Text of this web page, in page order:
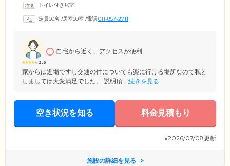
医の定期的な往診や、お一人おひとりのお体に合わせた機能訓練、協力
に緊急事態が起こった場合は、提携医療機関とのオンコールですぐに対
トイレ付き居室
定員50名 /居室50室 /電話011-857-2711
3.6
自宅から近く、アクセスが便利
家からは近場ですし交通の件についても楽に行ける場所なので私と
しましては大変満足でした。 説明頂... 続きを見る
空き状況を知る 料金見積もり
※2026/07/08更新
施設の詳細を見る